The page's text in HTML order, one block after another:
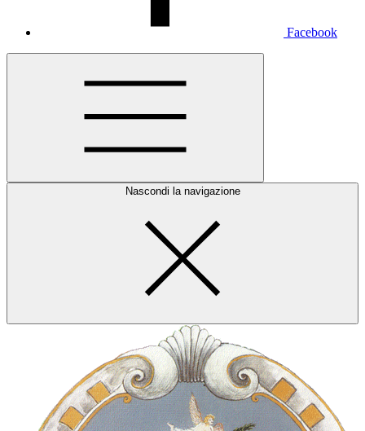
Facebook
Nascondi la navigazione